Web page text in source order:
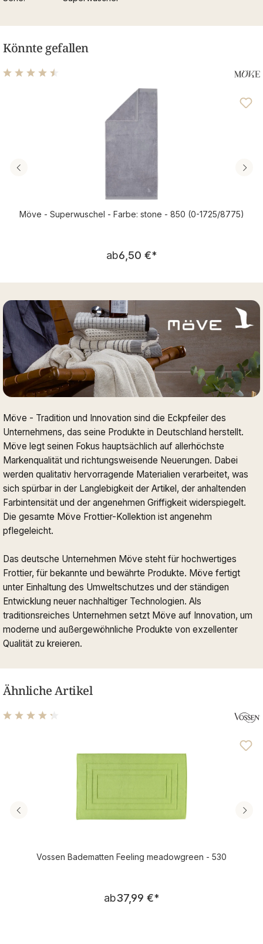
Könnte gefallen
Durchschnittliche Bewertung von 4.48 von 5 Sternen
Möve - Superwuschel - Farbe: stone - 850 (0-1725/8775)
Regulärer Preis:
ab6,50 €*
Möve - Tradition und Innovation sind die Eckpfeiler des
Unternehmens, das seine Produkte in Deutschland herstellt.
Möve legt seinen Fokus hauptsächlich auf allerhöchste
Markenqualität und richtungsweisende Neuerungen. Dabei
werden qualitativ hervorragende Materialien verarbeitet, was
sich spürbar in der Langlebigkeit der Artikel, der anhaltenden
Farbintensität und der angenehmen Griffigkeit widerspiegelt.
Die gesamte Möve Frottier-Kollektion ist angenehm
pflegeleicht.
Das deutsche Unternehmen Möve steht für hochwertiges
Frottier, für bekannte und bewährte Produkte. Möve fertigt
unter Einhaltung des Umweltschutzes und der ständigen
Entwicklung neuer nachhaltiger Technologien. Als
traditionsreiches Unternehmen setzt Möve auf Innovation, um
moderne und außergewöhnliche Produkte von exzellenter
Qualität zu kreieren.
Ähnliche Artikel
Vossen Badematten Feeling meadowgreen - 530
Regulärer Preis:
ab37,99 €*